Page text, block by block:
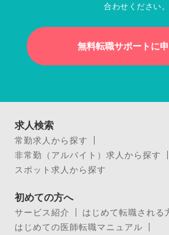
合わせください。
無料転職サポートに
求人検索
常勤求人から探す
非常勤（アルバイト）求人から探す
スポット求人から探す
初めての方へ
サービス紹介
はじめて転職される
はじめての医師転職マニュアル